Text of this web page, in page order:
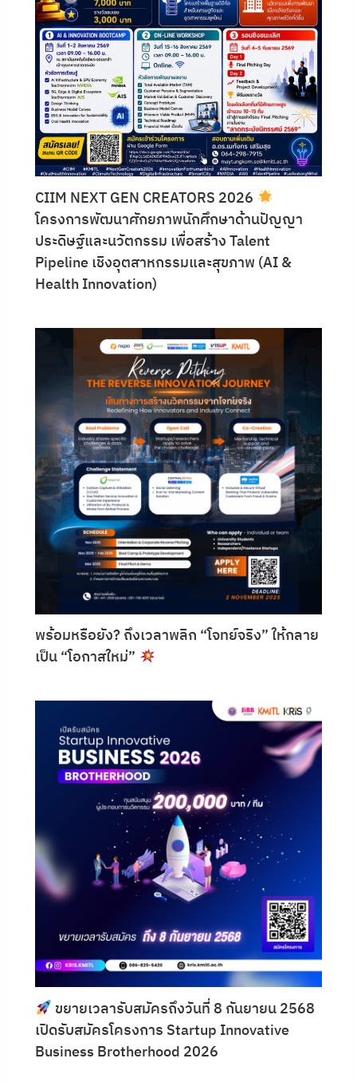
CIIM NEXT GEN CREATORS 2026
โครงการพัฒนาศักยภาพนักศึกษาด้านปัญญา
ประดิษฐ์และนวัตกรรม เพื่อสร้าง Talent
Pipeline เชิงอุตสาหกรรมและสุขภาพ (AI &
Health Innovation)
พร้อมหรือยัง? ถึงเวลาพลิก “โจทย์จริง” ให้กลาย
เป็น “โอกาสใหม่”
ขยายเวลารับสมัครถึงวันที่ 8 กันยายน 2568
เปิดรับสมัครโครงการ Startup Innovative
Business Brotherhood 2026